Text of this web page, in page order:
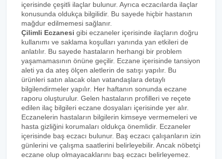
içerisinde çeşitli ilaçlar bulunur. Ayrıca eczacılarda ilaçlar
konusunda oldukça bilgilidir. Bu sayede hiçbir hastanın
mağdur edilmemesi sağlanır.
Çilimli Eczanesi gibi eczaneler içerisinde ilaçların doğru
kullanımı ve saklama koşulları yanında yan etkileri de
anlatılır. Bu sayede hastaların herhangi bir problem
yaşamamasının önüne geçilir. Eczane içerisinde tansiyon
aleti ya da ateş ölçen aletlerin de satışı yapılır. Bu
ürünleri satın alacak olan vatandaşlara detaylı
bilgilendirmeler yapılır. Her haftanın sonunda eczane
raporu oluşturulur. Gelen hastaların profilleri ve reçete
edilen ilaç bilgileri eczane dosyaları içerisinde yer alır.
Eczanelerin hastaların bilgilerin kimseye vermemeleri ve
hasta gizliğini korumaları oldukça önemlidir. Eczaneler
içerisinde baş eczacı bulunur. Baş eczacı çalışanların izin
günlerini ve çalışma saatlerini belirleyebilir. Ancak nöbetçi
eczane olup olmayacaklarını baş eczacı belirleyemez.